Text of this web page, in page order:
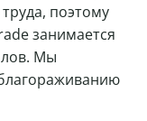
поэтому
занимается
Мы